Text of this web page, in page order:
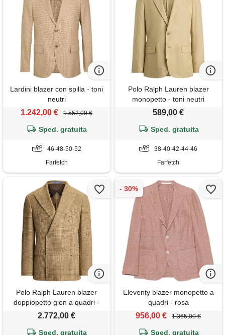
Lardini blazer con spilla - toni
neutri
1.242,00 € 1.552,00 €
Sped. gratuita
46-48-50-52
Farfetch
Polo Ralph Lauren blazer
monopetto - toni neutri
589,00 €
Sped. gratuita
38-40-42-44-46
Farfetch
Polo Ralph Lauren blazer
doppiopetto glen a quadri -
toni neutri
2.772,00 €
Sped. gratuita
Eleventy blazer monopetto a
quadri - rosa
956,00 € 1.365,00 €
Sped. gratuita